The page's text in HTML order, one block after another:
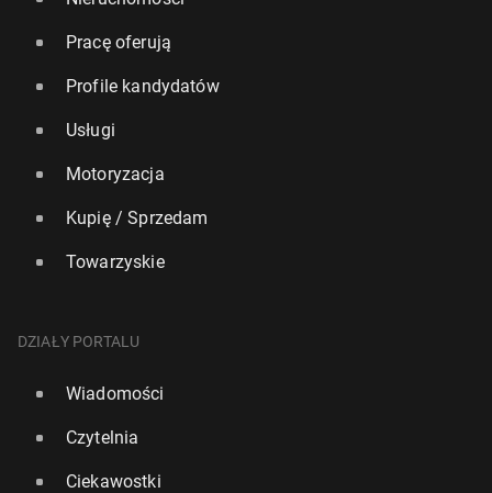
Pracę oferują
Profile kandydatów
Usługi
Motoryzacja
Kupię / Sprzedam
Towarzyskie
DZIAŁY PORTALU
Wiadomości
Czytelnia
Ciekawostki